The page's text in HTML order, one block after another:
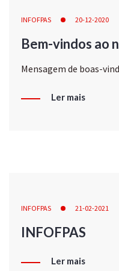
INFOFPAS 20-12-2020
Bem-vindos ao
Mensagem de boas-
Ler mais
INFOFPAS 21-02-2021
INFOFPAS
Ler mais